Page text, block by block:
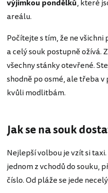
výjimkou pondělků, které
areálu.
Počítejte s tím, že ne
a celý souk postupně ožívá.
všechny stánky otevřené.
shodně po osmé, ale třeba
kvůli modlitbám.
Jak se na souk
Nejlepší volbou je vzít si
jednom z vchodů do souku,
číslo. Od pláže se jede